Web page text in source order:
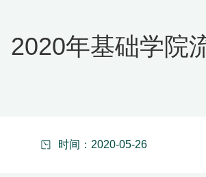
2020年基础学院
时间：2020-05-26